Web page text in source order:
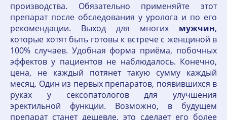
производства. Обязательно применяйте этот
препарат после обследования у уролога и по его
рекомендации. Выход для многих мужчин,
которые хотят быть готовы к встрече с женщиной в
100% случаев. Удобная форма приёма, побочных
эффектов у пациентов не наблюдалось. Конечно,
цена, не каждый потянет такую сумму каждый
месяц. Один из первых препаратов, появившихся в
руках у сексопатологов для улучшения
эректильной функции. Возможно, в будущем
препарат станет дешевле, это сделает его более